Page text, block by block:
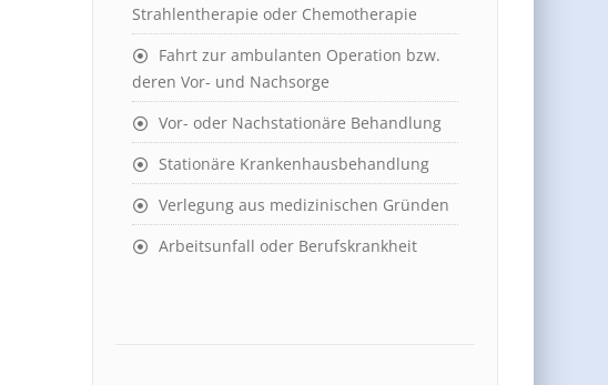
Strahlentherapie oder Chemotherapie
Fahrt zur ambulanten Operation bzw.
deren Vor- und Nachsorge
Vor- oder Nachstationäre Behandlung
Stationäre Krankenhausbehandlung
Verlegung aus medizinischen Gründen
Arbeitsunfall oder Berufskrankheit